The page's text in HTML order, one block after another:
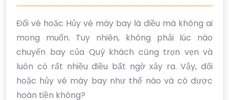
Đổi vé hoặc Hủy vé máy bay là điều mà không ai
mong muốn. Tuy nhiên, không phải lúc nào
chuyến bay của Quý khách cũng trọn vẹn và
luôn có rất nhiều điều bất ngờ xảy ra. Vậy, đổi
hoặc hủy vé máy bay như thế nào và có được
hoàn tiền không?